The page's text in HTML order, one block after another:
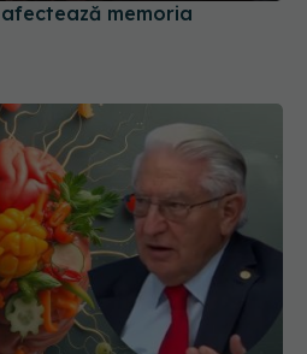
memoria